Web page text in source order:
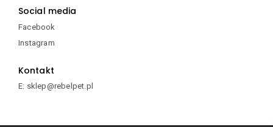
Social media
Facebook
Instagram
Kontakt
E: sklep@rebelpet.pl